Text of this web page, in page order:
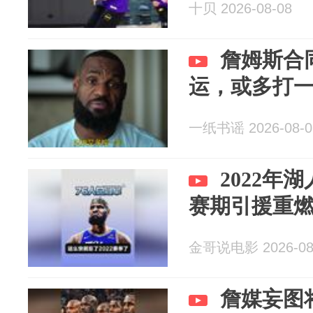
十贝 2026-08-08
詹姆斯合
运，或多打
一纸书谣 2026-08-
2022年
赛期引援重
金哥说电影 2026-
詹媒妄图